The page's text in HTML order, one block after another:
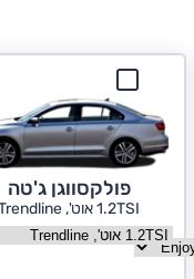
פולקסווגן ג'טה
1.2TSI אוט', Trendline
בחר גרסה פולקסווגן